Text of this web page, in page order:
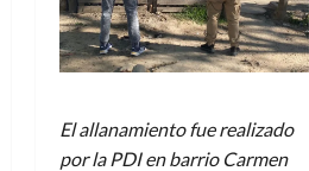
El allanamiento fue realizado
por la PDI en barrio Carmen